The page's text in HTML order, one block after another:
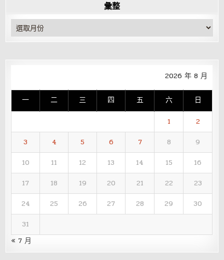
彙整
彙
整
2026 年 8 月
一 二 三 四 五 六 日
1
2
3
4 5 6 7 8
9
10
11 12 13 14 15
16
17
18 19 20 21 22
23
24
25 26 27 28 29
30
31
« 7 月